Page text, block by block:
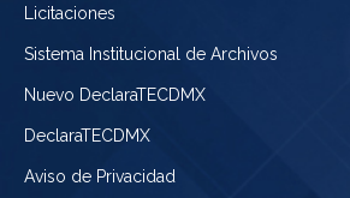
Licitaciones
Sistema Institucional de Archivos
Nuevo DeclaraTECDMX
DeclaraTECDMX
Aviso de Privacidad